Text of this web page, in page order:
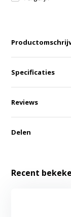
Specificaties
Reviews
Delen
Recent